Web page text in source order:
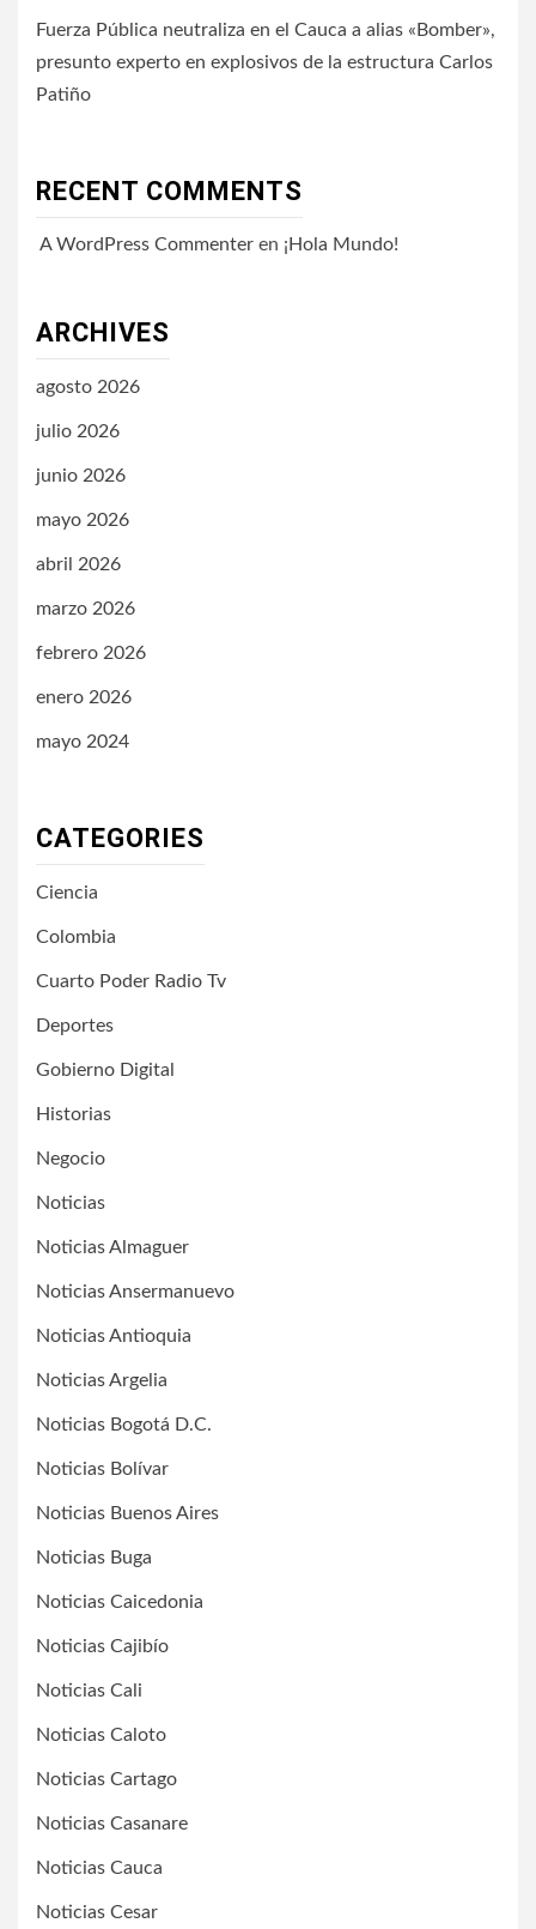
Fuerza Pública neutraliza en el Cauca a alias «Bomber»,
presunto experto en explosivos de la estructura Carlos
Patiño
RECENT COMMENTS
A WordPress Commenter en ¡Hola Mundo!
ARCHIVES
agosto 2026
julio 2026
junio 2026
mayo 2026
abril 2026
marzo 2026
febrero 2026
enero 2026
mayo 2024
CATEGORIES
Ciencia
Colombia
Cuarto Poder Radio Tv
Deportes
Gobierno Digital
Historias
Negocio
Noticias
Noticias Almaguer
Noticias Ansermanuevo
Noticias Antioquia
Noticias Argelia
Noticias Bogotá D.C.
Noticias Bolívar
Noticias Buenos Aires
Noticias Buga
Noticias Caicedonia
Noticias Cajibío
Noticias Cali
Noticias Caloto
Noticias Cartago
Noticias Casanare
Noticias Cauca
Noticias Cesar